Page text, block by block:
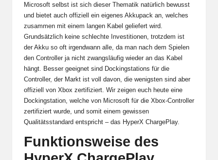
Microsoft selbst ist sich dieser Thematik natürlich bewusst
und bietet auch offiziell ein eigenes Akkupack an, welches
zusammen mit einem langen Kabel geliefert wird.
Grundsätzlich keine schlechte Investitionen, trotzdem ist
der Akku so oft irgendwann alle, da man nach dem Spielen
den Controller ja nicht zwangsläufig wieder an das Kabel
hängt. Besser geeignet sind Dockingstations für die
Controller, der Markt ist voll davon, die wenigsten sind aber
offiziell von Xbox zertifiziert. Wir zeigen euch heute eine
Dockingstation, welche von Microsoft für die Xbox-Controller
zertifiziert wurde, und somit einem gewissen
Qualitätsstandard entspricht – das HyperX ChargePlay.
Funktionsweise des